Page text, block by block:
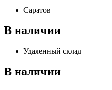
Саратов
В наличии
Удаленный склад
В наличии